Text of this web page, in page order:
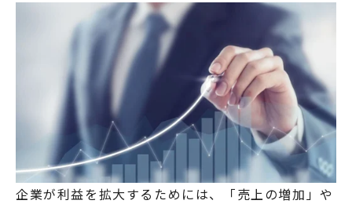
企業が利益を拡大するためには、「売上の増加」や